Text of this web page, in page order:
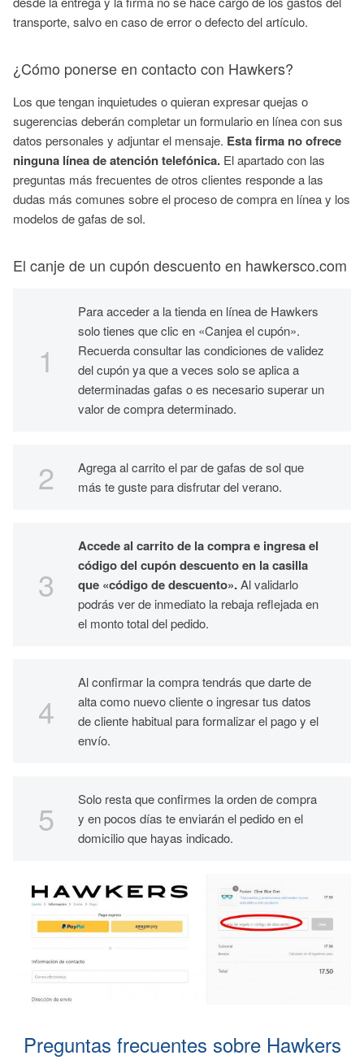
transporte, salvo en caso de error o defecto del artículo.
¿Cómo ponerse en contacto con Hawkers?
Los que tengan inquietudes o quieran expresar quejas o
sugerencias deberán completar un formulario en línea con sus
datos personales y adjuntar el mensaje. Esta firma no ofrece
ninguna línea de atención telefónica. El apartado con las
preguntas más frecuentes de otros clientes responde a las
dudas más comunes sobre el proceso de compra en línea y los
modelos de gafas de sol.
El canje de un cupón descuento en hawkersco.com
Para acceder a la tienda en línea de Hawkers
solo tienes que clic en «Canjea el cupón».
Recuerda consultar las condiciones de validez
del cupón ya que a veces solo se aplica a
determinadas gafas o es necesario superar un
valor de compra determinado.
Agrega al carrito el par de gafas de sol que
más te guste para disfrutar del verano.
Accede al carrito de la compra e ingresa el
código del cupón descuento en la casilla
que «código de descuento».Al validarlo
podrás ver de inmediato la rebaja reflejada en
el monto total del pedido.
Al confirmar la compra tendrás que darte de
alta como nuevo cliente o ingresar tus datos
de cliente habitual para formalizar el pago y el
envío.
Solo resta que confirmes la orden de compra
y en pocos días te enviarán el pedido en el
domicilio que hayas indicado.
Preguntas frecuentes sobre Hawkers